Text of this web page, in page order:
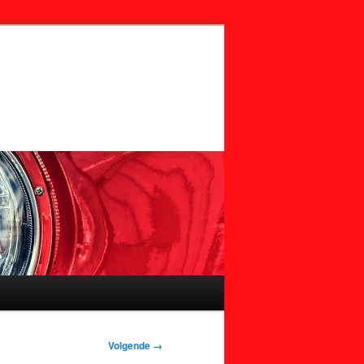
Volgende →